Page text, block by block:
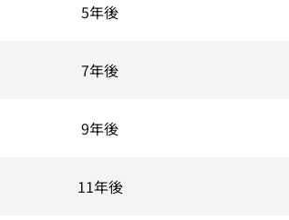
5年後
7年後
9年後
11年後